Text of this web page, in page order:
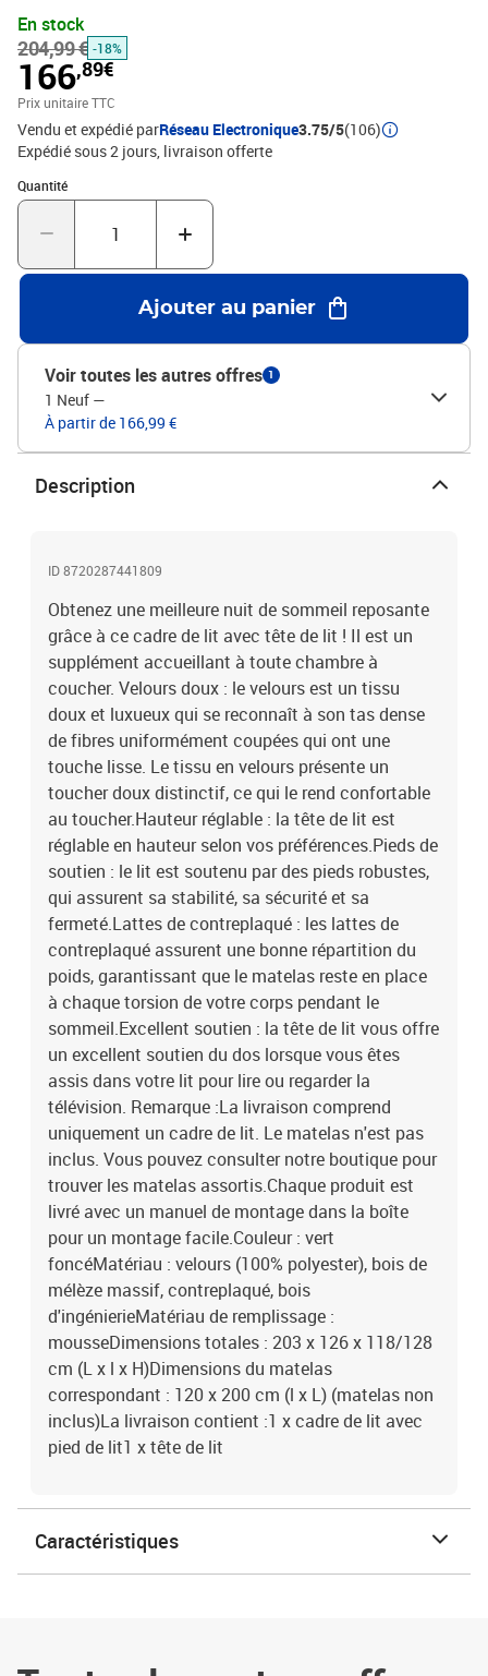
coupées qui ont une touche lisse. Le tissu en velours présente un
toucher doux distinctif, ce qui le rend confortable au
toucher.Hauteur réglable : la tête de lit est réglable en hauteur
selon vos préférences.Pieds de soutien : le lit est soutenu par des
pieds robustes, qui assurent sa stabilité, sa sécurité et sa
fermeté.Lattes de contreplaqué : les lattes de contreplaqué
assurent une bonne répartition du poids, garantissant que le
matelas reste en place à chaque torsion de votre corps pendant le
sommeil.Excellent soutien : la tête de lit vous offre un excellent
soutien du dos lorsque vous êtes assis dans votre lit pour lire ou
uniquement un cadre de lit. Le matelas n'est pas inclus. Vous
pouvez consulter notre boutique pour trouver les matelas
assortis.Chaque produit est livré avec un manuel de montage dans
la boîte pour un montage facile.Couleur : vert foncéMatériau :
velours (100% polyester), bois de mélèze massif, contreplaqué,
bois d'ingénierieMatériau de remplissage : mousseDimensions
totales : 203 x 126 x 118/128 cm (L x l x H)Dimensions du matelas
correspondant : 120 x 200 cm (l x L) (matelas non inclus)La
livraison contient :1 x cadre de lit avec pied de lit1 x tête de lit
En stock
204,99 € -18%
166,89€
Prix unitaire TTC
Vendu et expédié parRéseau Electronique3.75/5(106)
Expédié sous 2 jours livraison offerte
Quantité
Quantité : 1
Ajouter au panier
Voir toutes les autres offres 1
1 Neuf —
À partir de 166,99 €
Description
ID 8720287441809
Obtenez une meilleure nuit de sommeil reposante
grâce à ce cadre de lit avec tête de lit ! Il est un
supplément accueillant à toute chambre à
coucher. Velours doux : le velours est un tissu
doux et luxueux qui se reconnaît à son tas dense
de fibres uniformément coupées qui ont une
touche lisse. Le tissu en velours présente un
toucher doux distinctif, ce qui le rend confortable
au toucher.Hauteur réglable : la tête de lit est
réglable en hauteur selon vos préférences.Pieds de
soutien : le lit est soutenu par des pieds robustes,
qui assurent sa stabilité, sa sécurité et sa
fermeté.Lattes de contreplaqué : les lattes de
contreplaqué assurent une bonne répartition du
poids, garantissant que le matelas reste en place
à chaque torsion de votre corps pendant le
sommeil.Excellent soutien : la tête de lit vous offre
un excellent soutien du dos lorsque vous êtes
assis dans votre lit pour lire ou regarder la
télévision. Remarque :La livraison comprend
uniquement un cadre de lit. Le matelas n'est pas
inclus. Vous pouvez consulter notre boutique pour
trouver les matelas assortis.Chaque produit est
livré avec un manuel de montage dans la boîte
pour un montage facile.Couleur : vert
foncéMatériau : velours (100% polyester), bois de
mélèze massif, contreplaqué, bois
d'ingénierieMatériau de remplissage :
mousseDimensions totales : 203 x 126 x 118/128
cm (L x l x H)Dimensions du matelas
correspondant : 120 x 200 cm (l x L) (matelas non
inclus)La livraison contient :1 x cadre de lit avec
pied de lit1 x tête de lit
Caractéristiques